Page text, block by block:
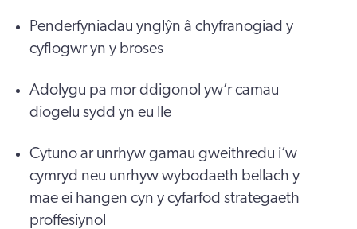
Penderfyniadau ynglŷn â chyfranogiad y
cyflogwr yn y broses
Adolygu pa mor ddigonol yw’r camau
diogelu sydd yn eu lle
Cytuno ar unrhyw gamau gweithredu i’w
cymryd neu unrhyw wybodaeth bellach y
mae ei hangen cyn y cyfarfod strategaeth
proffesiynol